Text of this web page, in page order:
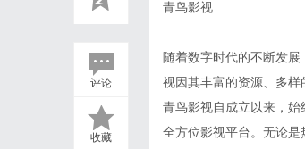
评论
收藏
青鸟影视
随着数字时代的不断发
视因其丰富的资源、多样
青鸟影视自成立以来，
全方位影视平台。无论